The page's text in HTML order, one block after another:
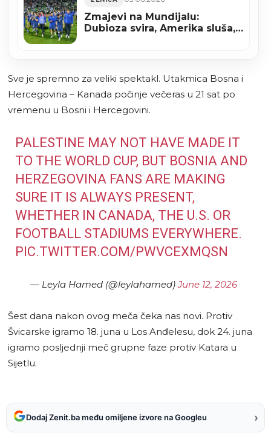
Zmajevi na Mundijalu:
Dubioza svira, Amerika sluša,
Sve je spremno za veliki spektakl. Utakmica Bosna i
Hercegovina – Kanada počinje večeras u 21 sat po
vremenu u Bosni i Hercegovini.
PALESTINE MAY NOT HAVE MADE IT
TO THE WORLD CUP, BUT BOSNIA AND
HERZEGOVINA FANS ARE MAKING
SURE IT IS ALWAYS PRESENT,
WHETHER IN CANADA, THE U.S. OR
FOOTBALL STADIUMS EVERYWHERE.
PIC.TWITTER.COM/PWVCEXMQSN
— Leyla Hamed (@leylahamed)June 12, 2026
Šest dana nakon ovog meča čeka nas novi. Protiv
Švicarske igramo 18. juna u Los Anđelesu, dok 24. juna
igramo posljednji meč grupne faze protiv Katara u
Sijetlu.
Dodaj Zenit.ba među omiljene izvore na Googleu ›